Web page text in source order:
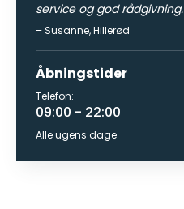
service og god rådgivning.
–Susanne,Hillerød
Åbningstider
Telefon:
09:00 - 22:00
Alle ugens dage